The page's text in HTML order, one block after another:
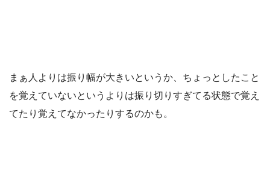
まぁ人よりは振り幅が大きいというか、ちょっとしたこと
を覚えていないというよりは振り切りすぎてる状態で覚え
てたり覚えてなかったりするのかも。